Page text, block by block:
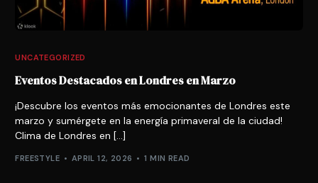
UNCATEGORIZED
Eventos Destacados en Londres en Marzo
¡Descubre los eventos más emocionantes de Londres este
marzo y sumérgete en la energía primaveral de la ciudad!
Clima de Londres en […]
FREESTYLE APRIL 12, 2026 1 MIN READ